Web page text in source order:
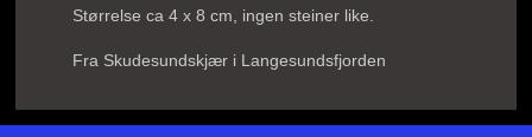
Størrelse ca 4 x 8 cm, ingen steiner like.
Fra Skudesundskjær i Langesundsfjorden